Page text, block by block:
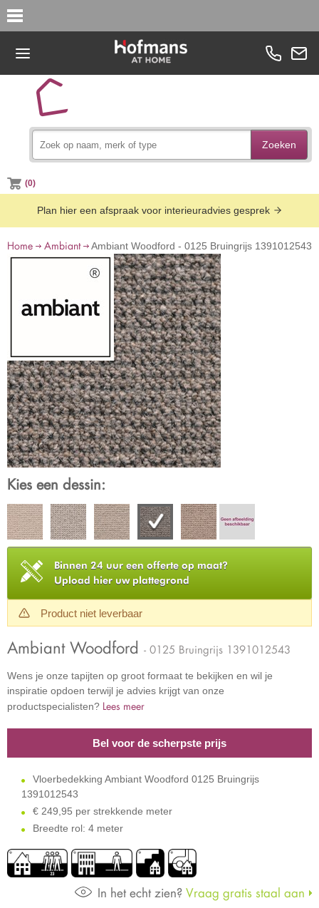
Zoeken
(0)
Plan hier een afspraak voor interieuradvies gesprek
Home Ambiant Ambiant Woodford - 0125 Bruingrijs 1391012543
Kies een dessin:
Binnen 24 uur een offerte op maat?
Upload hier uw plattegrond
Product niet leverbaar
Ambiant Woodford - 0125 Bruingrijs 1391012543
Wens je onze tapijten op groot formaat te bekijken en wil je
inspiratie opdoen terwijl je advies krijgt van onze
productspecialisten? Lees meer
Bel voor de scherpste prijs
Vloerbedekking Ambiant Woodford 0125 Bruingrijs
1391012543
€ 249,95 per strekkende meter
Breedte rol: 4 meter
In het echt zien? Vraag gratis staal aan